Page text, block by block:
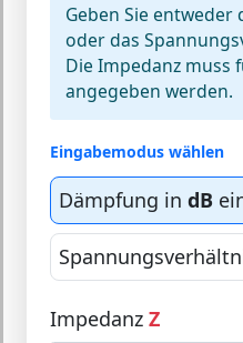
Geben Sie
oder das
Die Impedanz muss
angegeben werden.
Eingabemodus wählen
Dämpfung in dB
Impedanz Z